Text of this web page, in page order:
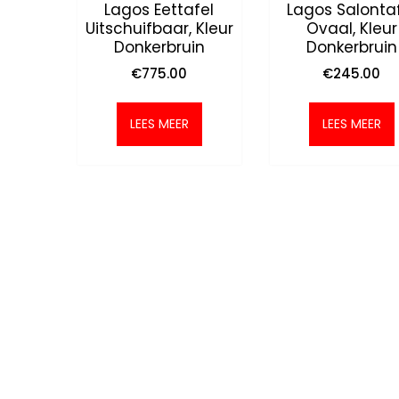
Lagos Eettafel
Uitschuifbaar, Kleur
Donkerbruin
€775.00
LEES MEER
Lagos
Ovaal, Kleur
Donkerbruin
€245.00
LEES MEER